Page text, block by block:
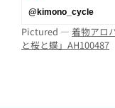
@kimono_cycle
Pictured — 着物アロ
と桜と蝶」AH100487